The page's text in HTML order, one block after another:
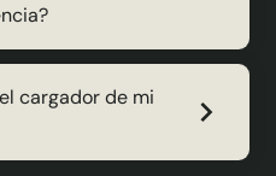
cargador de mi